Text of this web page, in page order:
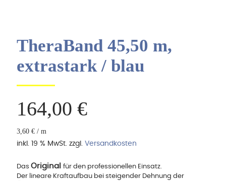
TheraBand 45,50 m,
extrastark / blau
164,00 €
3,60 € / m
inkl. 19 % MwSt. zzgl. Versandkosten
Das Original für den professionellen Einsatz.
Der lineare Kraftaufbau bei steigender Dehnung der